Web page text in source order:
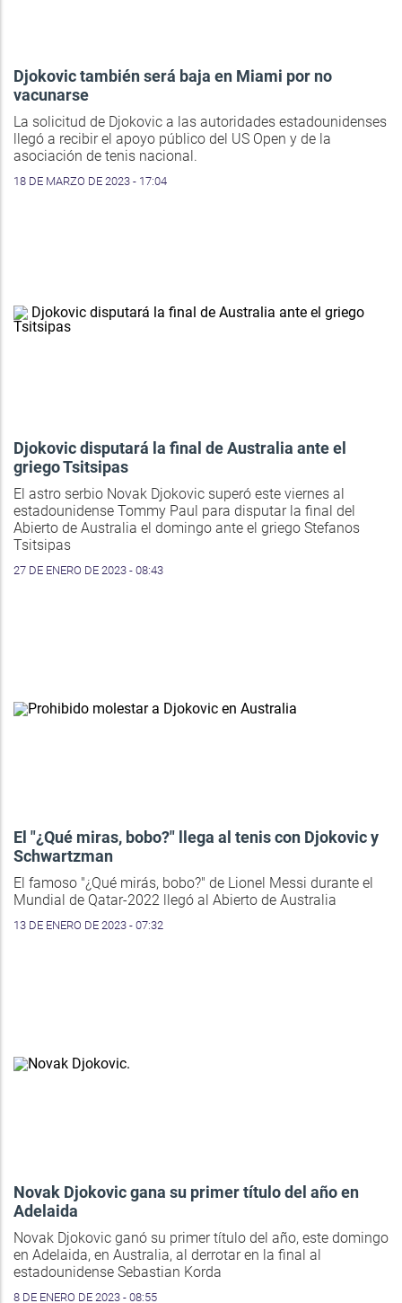
Djokovic también será baja en Miami por no
vacunarse
La solicitud de Djokovic a las autoridades estadounidenses
llegó a recibir el apoyo público del US Open y de la
asociación de tenis nacional.
18 DE MARZO DE 2023 - 17:04
Djokovic disputará la final de Australia ante el
griego Tsitsipas
El astro serbio Novak Djokovic superó este viernes al
estadounidense Tommy Paul para disputar la final del
Abierto de Australia el domingo ante el griego Stefanos
Tsitsipas
27 DE ENERO DE 2023 - 08:43
El "¿Qué miras, bobo?" llega al tenis con Djokovic y
Schwartzman
El famoso "¿Qué mirás, bobo?" de Lionel Messi durante el
Mundial de Qatar-2022 llegó al Abierto de Australia
13 DE ENERO DE 2023 - 07:32
Novak Djokovic gana su primer título del año en
Adelaida
Novak Djokovic ganó su primer título del año, este domingo
en Adelaida, en Australia, al derrotar en la final al
estadounidense Sebastian Korda
8 DE ENERO DE 2023 - 08:55